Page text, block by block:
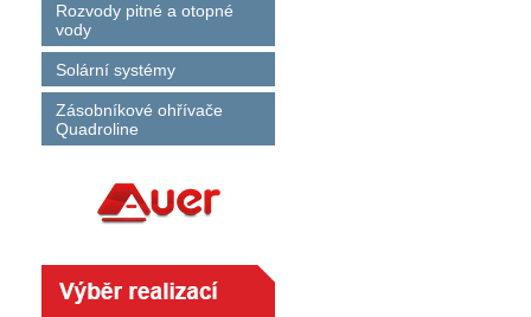
Rozvody pitné a otopné
vody
Solární systémy
Zásobníkové ohřívače
Quadroline